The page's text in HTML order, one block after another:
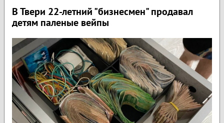
В Твери 22-летний "бизнесмен" продавал
детям паленые вейпы